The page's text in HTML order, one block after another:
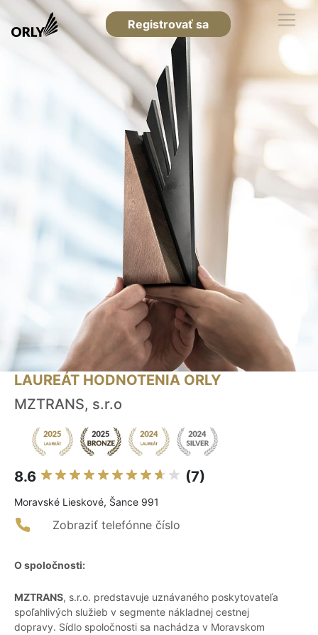
Registrovať sa
LAUREÁT HODNOTENIA ORLY
MZTRANS, s.r.o
8.6 (7)
Moravské Lieskové, Šance 991
Zobraziť telefónne číslo
O spoločnosti:
MZTRANS, s.r.o. predstavuje uznávaného poskytovateľa
spoľahlivých služieb v segmente nákladnej cestnej
dopravy. Sídlo spoločnosti sa nachádza v Moravskom